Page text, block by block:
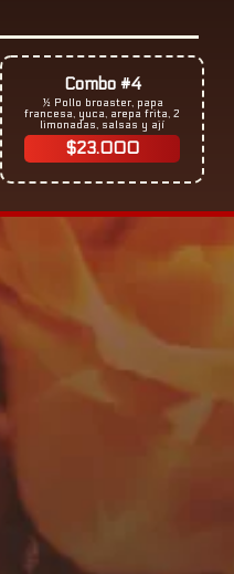
Combo #4
½ Pollo broaster, papa
francesa, yuca, arepa frita, 2
limonadas, salsas y ají
$23.000